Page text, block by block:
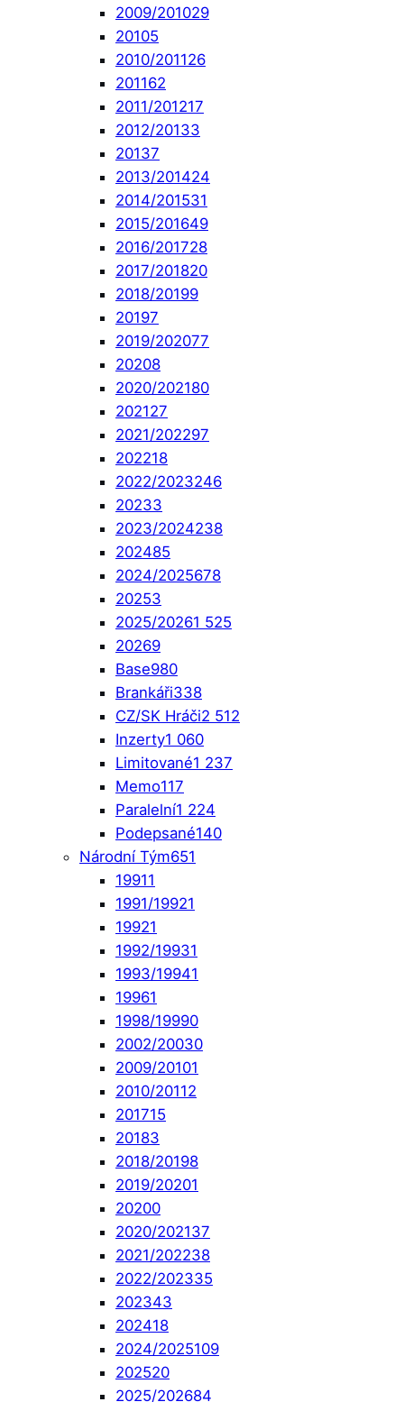
2009/201029
20105
2010/201126
201162
2011/201217
2012/20133
20137
2013/201424
2014/201531
2015/201649
2016/201728
2017/201820
2018/20199
20197
2019/202077
20208
2020/202180
202127
2021/202297
202218
2022/2023246
20233
2023/2024238
202485
2024/2025678
20253
2025/20261 525
20269
Base980
Brankáři338
CZ/SK Hráči2 512
Inzerty1 060
Limitované1 237
Memo117
Paralelní1 224
Podepsané140
Národní Tým651
19911
1991/19921
19921
1992/19931
1993/19941
19961
1998/19990
2002/20030
2009/20101
2010/20112
201715
20183
2018/20198
2019/20201
20200
2020/202137
2021/202238
2022/202335
202343
202418
2024/2025109
202520
2025/202684